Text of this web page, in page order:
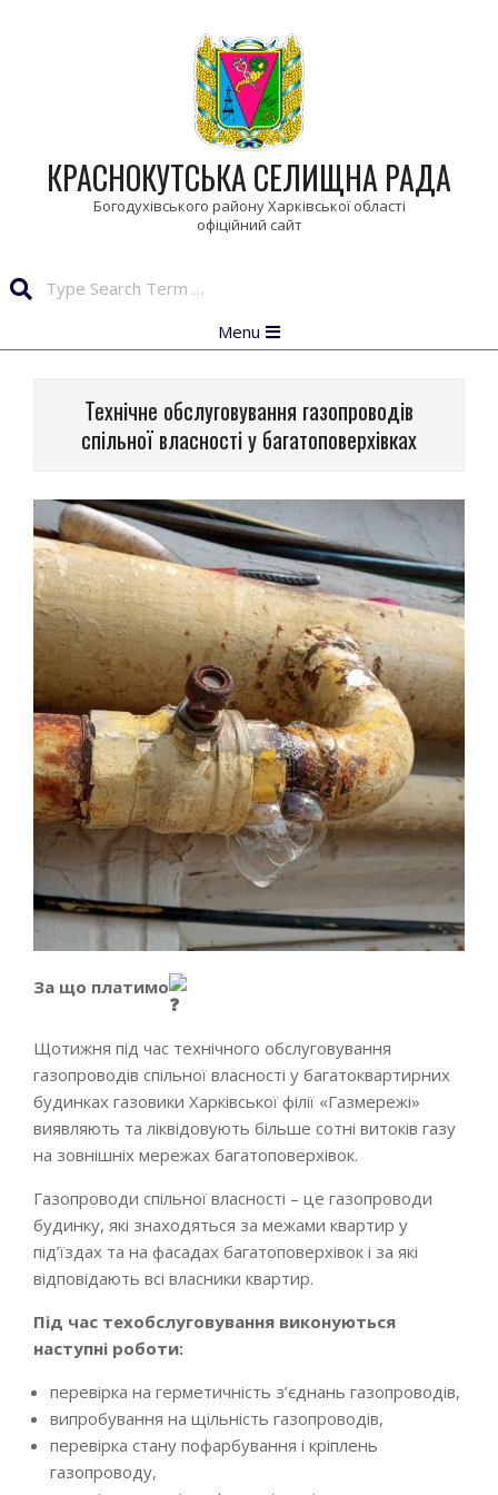
КРАСНОКУТСЬКА СЕЛИЩНА РАДА
Богодухівського району Харківської області
Navigation
Menu
Технічне обслуговування газопроводів
спільної власності у багатоповерхівках
За що платимо
Щотижня під час технічного обслуговування
газопроводів спільної власності у багатоквартирних
будинках газовики Харківської філії «Газмережі»
виявляють та ліквідовують більше сотні витоків газу
на зовнішніх мережах багатоповерхівок.
Газопроводи спільної власності – це газопроводи
будинку, які знаходяться за межами квартир у
під’їздах та на фасадах багатоповерхівок і за які
відповідають всі власники квартир.
Під час техобслуговування виконуються
наступні роботи:
перевірка на герметичність з’єднань газопроводів,
випробування на щільність газопроводів,
перевірка стану пофарбування і кріплень
газопроводу,